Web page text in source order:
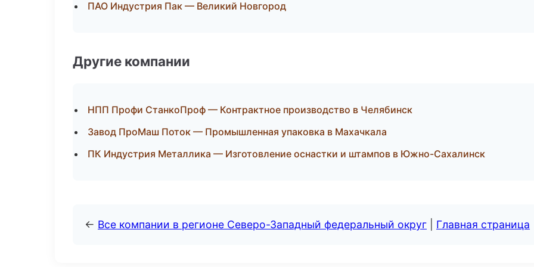
ПАО Индустрия Пак — Великий Новгород
Другие компании
НПП Профи СтанкоПроф — Контрактное производство в Челябинск
Завод ПроМаш Поток — Промышленная упаковка в Махачкала
ПК Индустрия Металлика — Изготовление оснастки и штампов в Южно-Сахалинск
← Все компании в регионе Северо-Западный федеральный округ Главная страница